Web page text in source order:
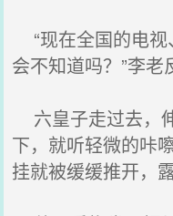
“现在全国的电视
会不知道吗？”李老
六皇子走过去，
下，就听轻微的咔
挂就被缓缓推开，